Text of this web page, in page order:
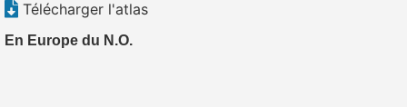
Télécharger l'atlas
En Europe du N.O.